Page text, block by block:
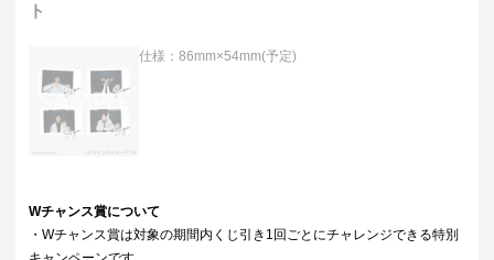
ト
仕様：86mm×54mm(予定)
Wチャンス賞について
・Wチャンス賞は対象の期間内くじ引き1回ごとにチャレンジできる特別